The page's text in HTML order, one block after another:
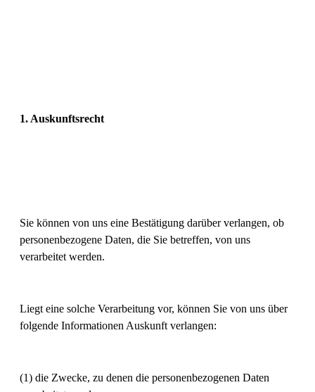
1. Auskunftsrecht
Sie können von uns eine Bestätigung darüber verlangen, ob
personenbezogene Daten, die Sie betreffen, von uns
verarbeitet werden.
Liegt eine solche Verarbeitung vor, können Sie von uns über
folgende Informationen Auskunft verlangen:
(1) die Zwecke, zu denen die personenbezogenen Daten